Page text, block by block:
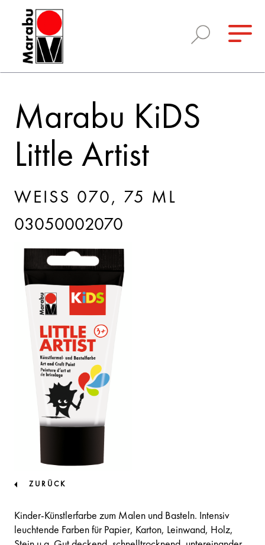
Marabu KiDS
Little Artist
WEISS 070, 75 ML
03050002070
ZURÜCK
Kinder-Künstlerfarbe zum Malen und Basteln. Intensiv
leuchtende Farben für Papier, Karton, Leinwand, Holz,